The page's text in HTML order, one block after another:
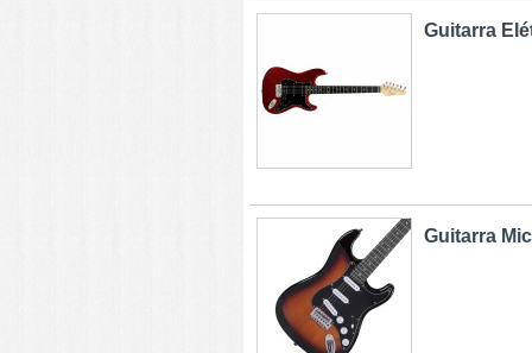
Guitarra
Guitarra